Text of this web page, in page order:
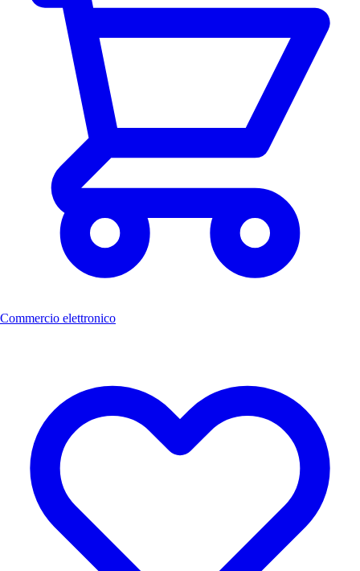
Commercio elettronico